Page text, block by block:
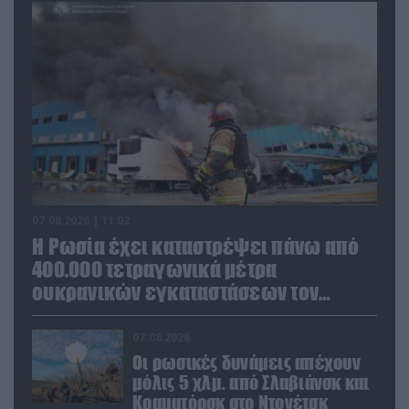
Η Ρωσία έχει καταστρέψει πάνω από
400.000 τετραγωνικά μέτρα
ουκρανικών εγκαταστάσεων τον
Ιούλιο
Οι ρωσικές δυνάμεις απέχουν
μόλις 5 χλμ. από Σλαβιάνσκ και
Κραματόρσκ στο Ντονέτσκ